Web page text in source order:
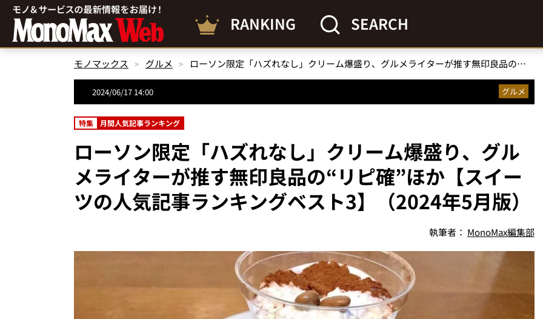
RANKING SEARCH
モノマックス グルメ ローソン限定「ハズれなし」クリーム爆盛り、グルメライターが推す無印良品の“リピ確”ほか【スイーツの人気記事ランキングベスト3】（2024年5月版）
2024/06/17 14:00 グルメ
特集 月間人気記事ランキング
ローソン限定「ハズれなし」クリーム爆盛り、グル
メライターが推す無印良品の“リピ確”ほか【スイー
ツの人気記事ランキングベスト3】（2024年5月版）
執筆者： MonoMax編集部